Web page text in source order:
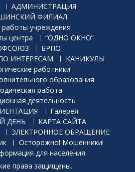
АДМИНИСТРАЦИЯ
ФИЛИАЛ
учреждения
центра
“ОДНО ОКНО”
БРПО
ИНТЕРЕСАМ
КАНИКУЛЫ
работники
образования
работа
деятельность
Галерея
ДЕНЬ
КАРТА САЙТА
ЭЛЕКТРОННОЕ ОБРАЩЕНИЕ
Осторожно! Мошенники!
для населения
права защищены.